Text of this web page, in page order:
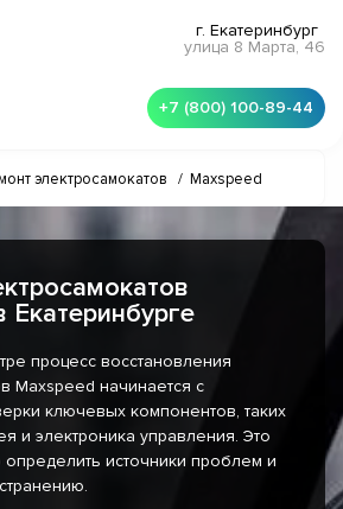
г. Екатеринбург
улица 8 Марта, 46
+7 (800) 100-89-44
электросамокатов / Maxspeed
Екатеринбурге
процесс восстановления
Maxspeed начинается с
ключевых компонентов, таких
и электроника управления. Это
источники проблем и